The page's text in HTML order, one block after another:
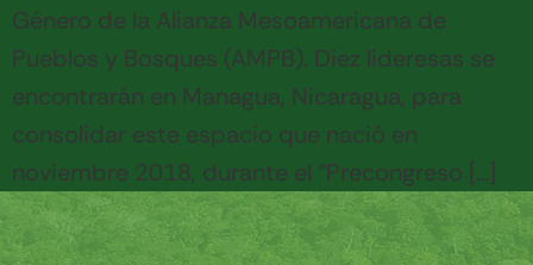
Género de la Alianza Mesoamericana de
Pueblos y Bosques (AMPB). Diez lideresas se
encontrarán en Managua, Nicaragua, para
consolidar este espacio que nació en
noviembre 2018, durante el “Precongreso […]